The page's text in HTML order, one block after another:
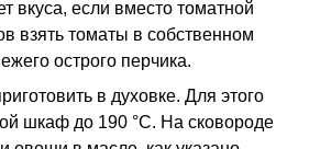
вкуса, если вместо томатной
взять томаты в собственном
острого перчика.
в духовке. Для этого
шкаф до 190 °С. На сковороде